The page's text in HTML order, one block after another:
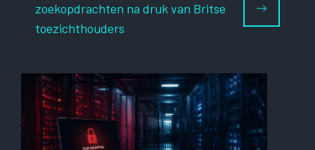
zoekopdrachten na druk van Britse
toezichthouders